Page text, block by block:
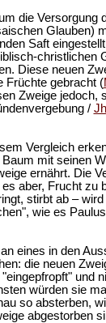
die Versorgung
Glauben)
Saft
christlichen
Diese neuen
Früchte gebracht (
Zweige jedoch,
/
Vergleich
mit seinen
ernährt. Die
aber, Frucht zu
stirbt ab – wird
wie es
eines in den
die neuen
und
würden sie
so absterben,
abgestorben